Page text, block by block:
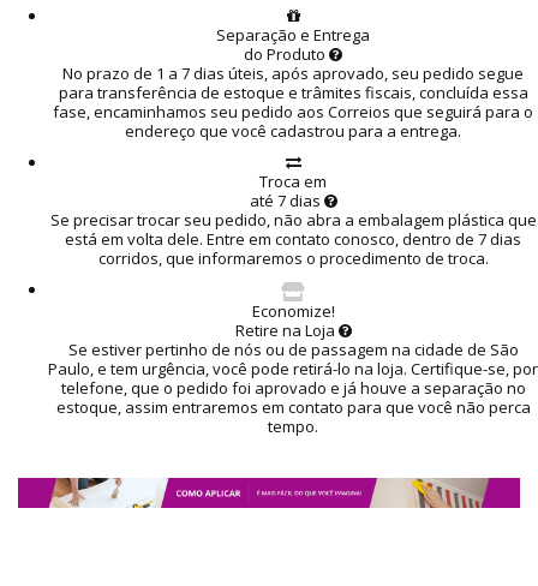
Separação e Entrega
do Produto
No prazo de 1 a 7 dias úteis, após aprovado, seu pedido segue
para transferência de estoque e trâmites fiscais, concluída essa
fase, encaminhamos seu pedido aos Correios que seguirá para o
endereço que você cadastrou para a entrega.
Troca em
até 7 dias
Se precisar trocar seu pedido, não abra a embalagem plástica que
está em volta dele. Entre em contato conosco, dentro de 7 dias
corridos, que informaremos o procedimento de troca.
Economize!
Retire na Loja
Se estiver pertinho de nós ou de passagem na cidade de São
Paulo, e tem urgência, você pode retirá-lo na loja. Certifique-se, por
telefone, que o pedido foi aprovado e já houve a separação no
estoque, assim entraremos em contato para que você não perca
tempo.